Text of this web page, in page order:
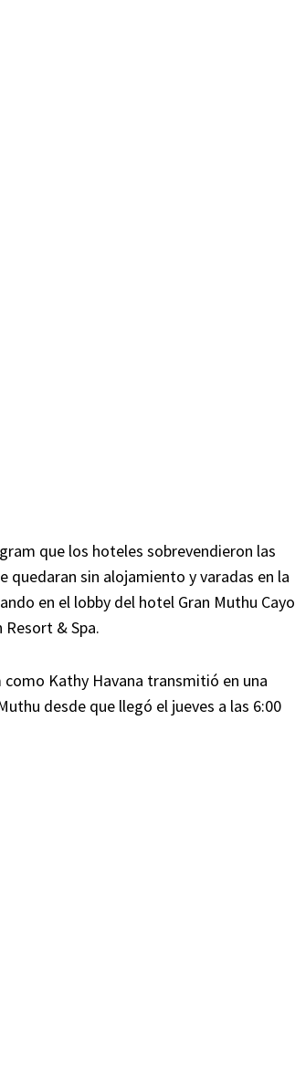
que los hoteles sobrevendieron las
quedaran sin alojamiento y varadas en la
en el lobby del hotel Gran Muthu Cayo
Resort & Spa.
Kathy Havana transmitió en una
desde que llegó el jueves a las 6:00